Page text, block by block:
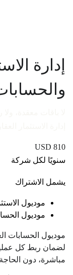
إدارة
810
USD
سنويًا لكل شركة
يشمل الاشتراك
موديول
موديول
موديول الحسابات
لضمان ربط كل
مباشرة، دون